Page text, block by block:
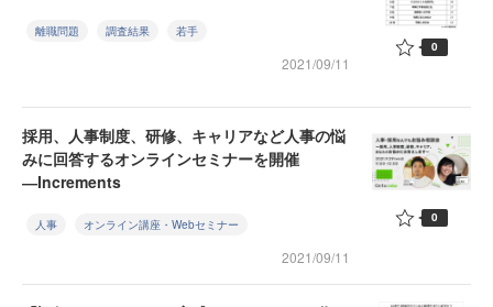
離職問題 調査結果 若手
2021/09/11
0
採用、人事制度、研修、キャリアなど人事の悩
みに回答するオンラインセミナーを開催
―Increments
人事 オンライン講座・Webセミナー
2021/09/11
0